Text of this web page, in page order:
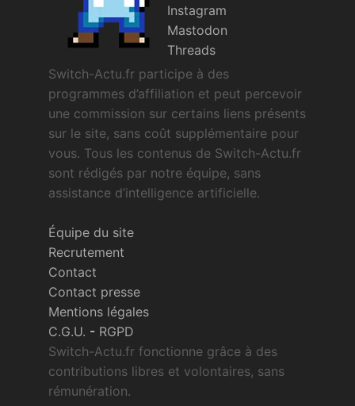
Instagram
Mastodon
Threads
Switch-Actu.fr participe à des
programmes d’affiliation et peut percevoir
une commission sur certains liens présents
sur le site, sans coût supplémentaire pour
vous. Tous les contenus de Switch-Actu.fr
sont rédigés par notre équipe, sans
assistance d’intelligence artificielle.
Équipe du site
Recrutement
Contact
Contact presse
Mentions légales
C.G.U. - RGPD
Switch-Actu.fr fonctionne grâce à des
contributions libres et volontaires, sans
rémunération.